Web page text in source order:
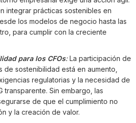
integrar prácticas sostenibles en
los modelos de negocio hasta las
para cumplir con la creciente
para los CFOs:La participación de
de sostenibilidad está en aumento,
regulatorias y la necesidad de
transparente. Sin embargo, las
de que el cumplimiento no
y la creación de valor.